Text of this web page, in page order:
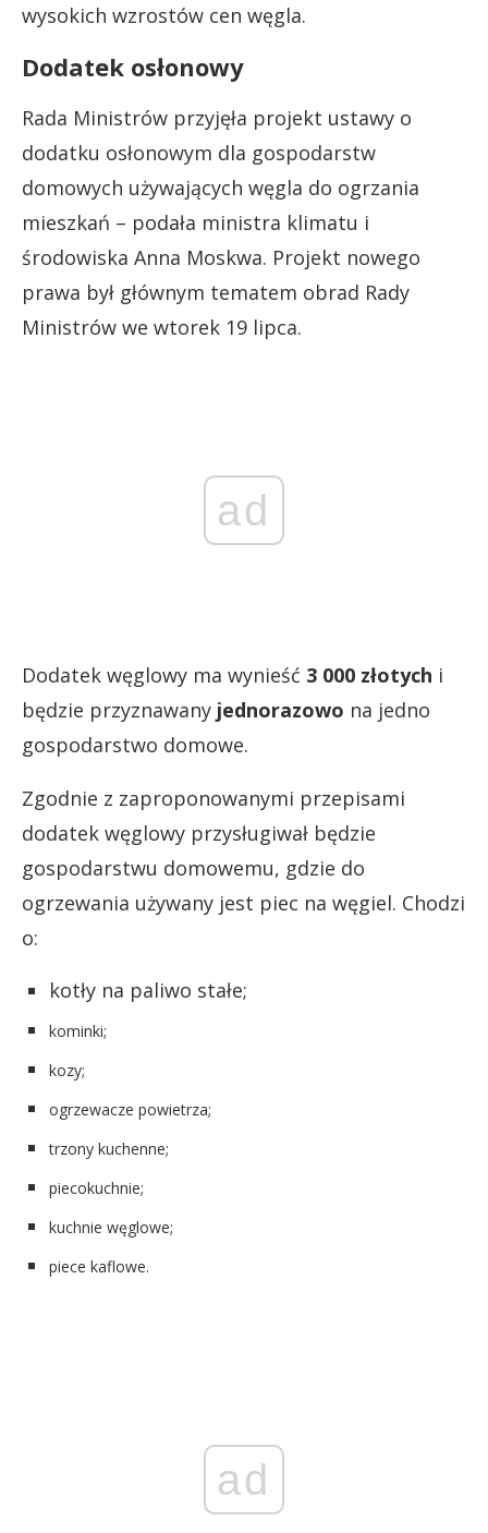
wysokich wzrostów cen węgla.
Dodatek osłonowy
Rada Ministrów przyjęła projekt ustawy o
dodatku osłonowym dla gospodarstw
domowych używających węgla do ogrzania
mieszkań – podała ministra klimatu i
środowiska Anna Moskwa. Projekt nowego
prawa był głównym tematem obrad Rady
Ministrów we wtorek 19 lipca.
ad
Dodatek węglowy ma wynieść 3 000 złotych i
będzie przyznawany jednorazowo na jedno
gospodarstwo domowe.
Zgodnie z zaproponowanymi przepisami
dodatek węglowy przysługiwał będzie
gospodarstwu domowemu, gdzie do
ogrzewania używany jest piec na węgiel. Chodzi
o:
kotły na paliwo stałe;
kominki;
kozy;
ogrzewacze powietrza;
trzony kuchenne;
piecokuchnie;
kuchnie węglowe;
piece kaflowe.
ad